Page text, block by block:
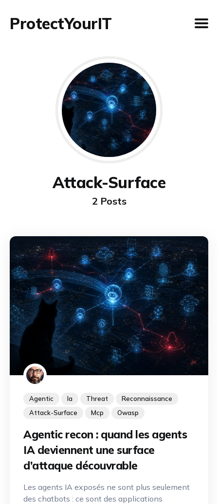
ProtectYourIT
Attack-Surface
2 Posts
Agentic Ia Threat
Reconnaissance
Attack-Surface
Mcp Owasp
Agentic recon : quand les agents
IA deviennent une surface
d’attaque découvrable
Les agents IA exposés ne sont plus seulement
des chatbots : ce sont des applications